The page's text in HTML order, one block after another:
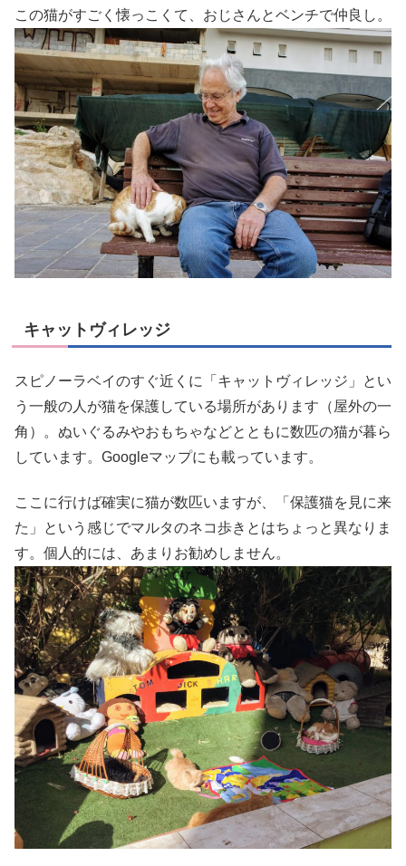
この猫がすごく懐っこくて、おじさんとベンチで仲良し。
キャットヴィレッジ
スピノーラベイのすぐ近くに「キャットヴィレッジ」とい
う一般の人が猫を保護している場所があります（屋外の一
角）。ぬいぐるみやおもちゃなどとともに数匹の猫が暮ら
しています。Googleマップにも載っています。
ここに行けば確実に猫が数匹いますが、「保護猫を見に来
た」という感じでマルタのネコ歩きとはちょっと異なりま
す。個人的には、あまりお勧めしません。